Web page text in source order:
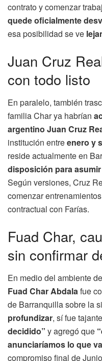
contrato y comenzar
quede oficialmente
esa posibilidad se ve
Juan Cruz
con todo listo
En paralelo, también
familia Char ya habrían
argentino Juan Cruz
institución entreenero y
reside actualmente en
disposición para
Según versiones, Cruz
comenzar
contractual con Farías.
Fuad Char,
sin confirmar
En medio del ambiente
Fuad Char Abdalafue
de Barranquilla sobre la
profundizar, sí fue
decidido” y agregó que
anunciaríamos lo que
compromiso final de